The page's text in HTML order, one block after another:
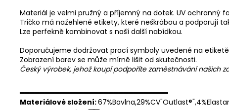
Materiál je velmi pružný a příjemný na dotek. UV ochranný
Tričko má nažehlené etikety, které neškrábou a podporují
Lze perfekně kombinovat s naší další nabídkou.
Doporučujeme dodržovat prací symboly uvedené na
Zobrazení barev se může mírně lišit od skutečnosti.
Český výrobek, jehož koupí podpoříte zaměstnávání našich
══════════════════════════════
Materiálové složení: